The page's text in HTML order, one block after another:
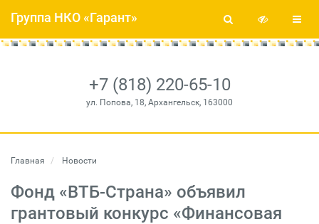
+7 (818) 220-65-10
ул. Попова, 18, Архангельск, 163000
Группа НКО «Гарант»
Главная Новости
Фонд «ВТБ-Страна» объявил
грантовый конкурс «Финансовая